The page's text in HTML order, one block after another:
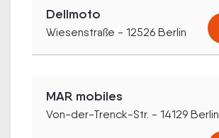
Dellmoto
Wiesenstraße - 12526 Berlin
MAR mobiles
Von-der-Trenck-Str. - 14129 Berlin